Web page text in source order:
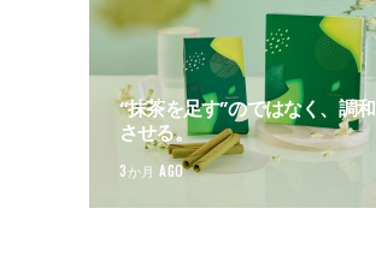
“抹茶を足す”のではなく、調和
させる。
3か月 AGO